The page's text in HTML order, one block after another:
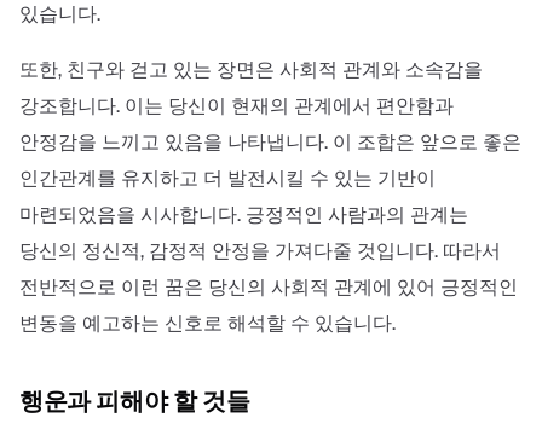
있습니다.
또한, 친구와 걷고 있는 장면은 사회적 관계와 소속감을
강조합니다. 이는 당신이 현재의 관계에서 편안함과
안정감을 느끼고 있음을 나타냅니다. 이 조합은 앞으로 좋은
인간관계를 유지하고 더 발전시킬 수 있는 기반이
마련되었음을 시사합니다. 긍정적인 사람과의 관계는
당신의 정신적, 감정적 안정을 가져다줄 것입니다. 따라서
전반적으로 이런 꿈은 당신의 사회적 관계에 있어 긍정적인
변동을 예고하는 신호로 해석할 수 있습니다.
행운과 피해야 할 것들